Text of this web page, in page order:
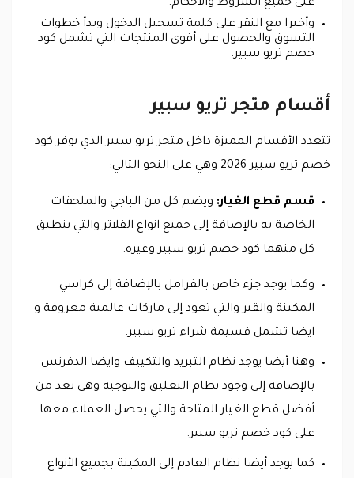
على جميع الشروط والأحكام.
وأخيرا مع النقر على كلمة تسجيل الدخول وبدأ خطوات
التسوق والحصول على أقوى المنتجات التي تشمل كود
خصم تريو سبير.
أقسام متجر تريو سبير
تتعدد الأقسام المميزة داخل متجر تريو سبير الذي يوفر كود
خصم تريو سبير 2026 وهي على النحو التالي:
قسم قطع الغيار: ويضم كل من الباجي والملحقات
الخاصة به بالإضافة إلى جميع انواع الفلاتر والتي ينطبق
كل منهما كود خصم تريو سبير وغيره.
وكما يوجد جزء خاص بالفرامل بالإضافة إلى كراسي
المكينة والقير والتي تعود إلى ماركات عالمية معروفة و
ايضا تشمل قسيمة شراء تريو سبير.
وهنا أيضا يوجد نظام التبريد والتكييف وايضا الدفرنس
بالإضافة إلى وجود نظام التعليق والتوجيه وهي تعد من
أفضل قطع الغيار المتاحة والتي يحصل العملاء معها
على كود خصم تريو سبير.
كما يوجد أيضا نظام العادم إلى المكينة بجميع الأنواع